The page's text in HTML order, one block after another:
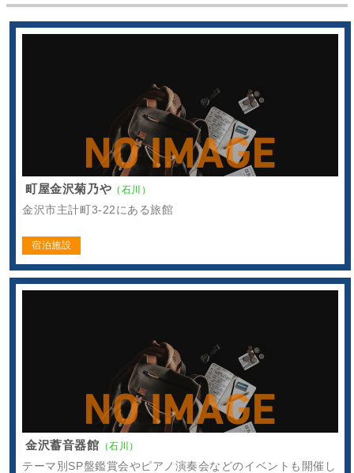
町屋金沢菊乃や （石川）
金沢市主計町3-22にある旅館
宿泊施設
金沢蓄音器館 （石川）
テーマ別SP盤鑑賞会やピアノ演奏会などのイベントも開催し